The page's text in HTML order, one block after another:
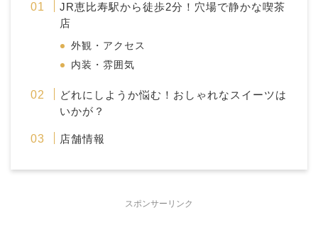
JR恵比寿駅から徒歩2分！穴場で静かな喫茶
店
外観・アクセス
内装・雰囲気
どれにしようか悩む！おしゃれなスイーツは
いかが？
店舗情報
スポンサーリンク